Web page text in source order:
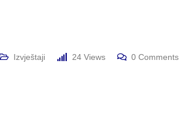
Izvještaji 24 Views 0 Comments